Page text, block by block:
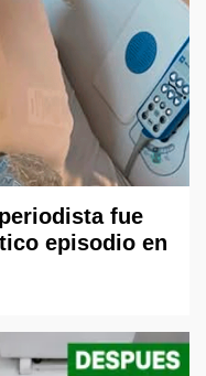
fue
episodio en